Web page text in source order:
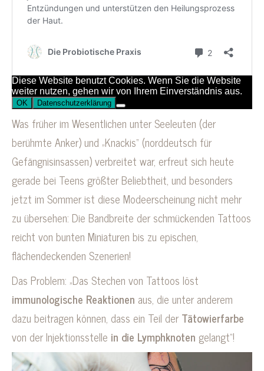
Was früher im Wesentlichen unter Seeleuten (der
berühmte Anker) und „Knackis“ (norddeutsch für
Gefängnisinsassen) verbreitet war, erfreut sich heute
gerade bei Teens größter Beliebtheit, und besonders
jetzt im Sommer ist diese Modeerscheinung nicht mehr
zu übersehen: Die Bandbreite der schmückenden Tattoos
reicht von bunten Miniaturen bis zu epischen,
flächendeckenden Szenerien!
Das Problem: „Das Stechen von Tattoos löst
immunologische Reaktionen aus, die unter anderem
dazu beitragen können, dass ein Teil der Tätowierfarbe
von der Injektionsstelle in die Lymphknoten gelangt“!